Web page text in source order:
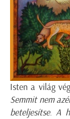
Isten a világ
Semmit nem
beteljesítse.A